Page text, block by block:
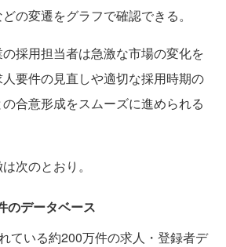
の変遷をグラフで確認できる。
採用担当者は急激な市場の変化を
要件の見直しや適切な採用時期の
合意形成をスムーズに進められる
次のとおり。
のデータベース
ている約200万件の求人・登録者デ